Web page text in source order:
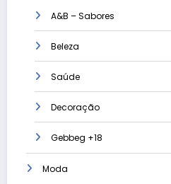
A&B – Sabores
Beleza
Saúde
Decoração
Gebbeg +18
Moda